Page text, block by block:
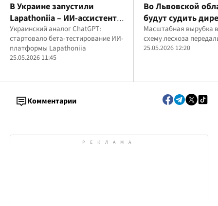
В Украине запустили
Lapathoniia – ИИ-ассистента,
который называют
"украинским ChatGPT"
Украинский аналог ChatGPT:
стартовало бета-тестирование ИИ-
платформы Lapathoniia
25.05.2026 11:45
Во Львовской
будут судить
лесхоза за
19 тысяч
Масштабная вырубка
схему лесхоза
25.05.2026 12:20
Комментарии